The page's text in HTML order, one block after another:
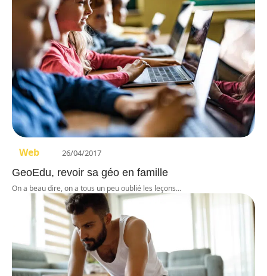
Web 26/04/2017
GeoEdu, revoir sa géo en famille
On a beau dire, on a tous un peu oublié les leçons…